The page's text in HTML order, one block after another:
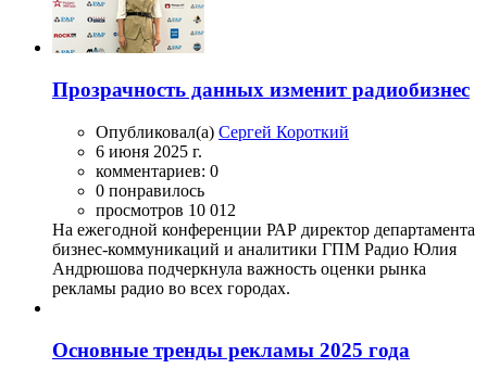
Прозрачность данных изменит радиобизнес
Опубликовал(а) Сергей Короткий
6 июня 2025 г.
комментариев: 0
0 понравилось
просмотров 10 012
На ежегодной конференции РАР директор департамента
бизнес-коммуникаций и аналитики ГПМ Радио Юлия
Андрюшова подчеркнула важность оценки рынка
рекламы радио во всех городах.
Основные тренды рекламы 2025 года